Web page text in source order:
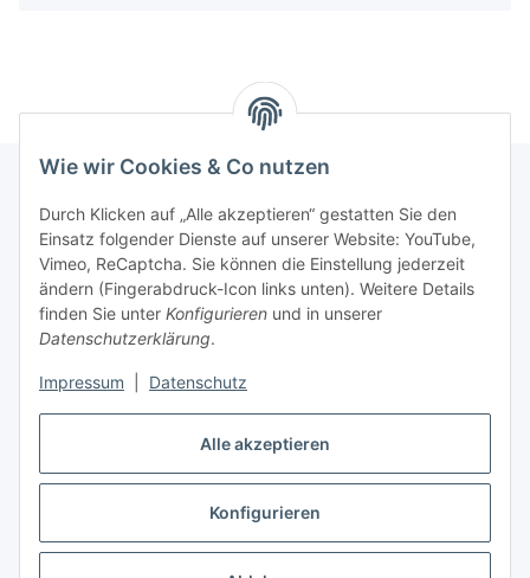
Alle akzeptieren
Konfigurieren
Wie wir Cookies & Co nutzen
Durch Klicken auf „Alle akzeptieren“ gestatten Sie den
Einsatz folgender Dienste auf unserer Website: YouTube,
Vimeo, ReCaptcha. Sie können die Einstellung jederzeit
ändern (Fingerabdruck-Icon links unten). Weitere Details
finden Sie unter Konfigurieren und in unserer
Datenschutzerklärung.
Impressum Datenschutz
Informationen
Unsere Spezialshops
Ladenlokal
Vertrag widerrufen
* Alle Preise inkl. gesetzlicher USt., zzgl.Versand